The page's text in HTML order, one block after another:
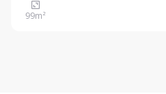
corporativo localizado em
portaria e segurança 24 horas,
99m²